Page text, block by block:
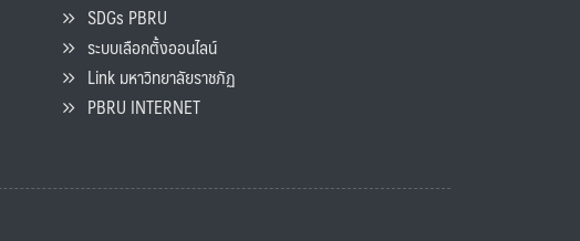
SDGs PBRU
ระบบเลือกตั้งออนไลน์
Link มหาวิทยาลัยราชภัฏ
PBRU INTERNET